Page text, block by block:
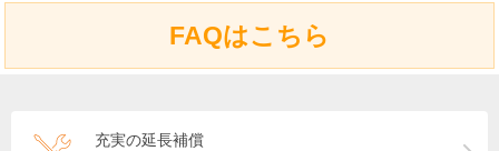
FAQはこちら
充実の延長補償